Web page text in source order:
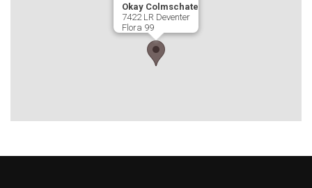
Okay Colmschate
7422 LR Deventer
Flora 99